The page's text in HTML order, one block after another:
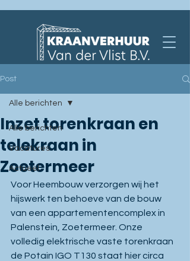
Post
Alle berichten
Vacatures
Actueel
Alle berichten
Inzet torenkraan en
telekraan in
Zoetermeer
Voor Heembouw verzorgen wij het
hijswerk ten behoeve van de bouw
van een appartementencomplex in
Palenstein, Zoetermeer. Onze
volledig elektrische vaste torenkraan
de Potain IGO T130 staat hier circa